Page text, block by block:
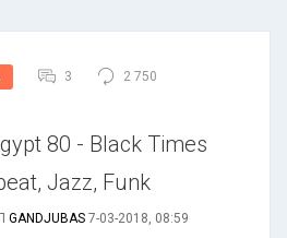
3
2 750
80 - Black Times
Jazz, Funk
GANDJUBAS 7-03-2018, 08:59